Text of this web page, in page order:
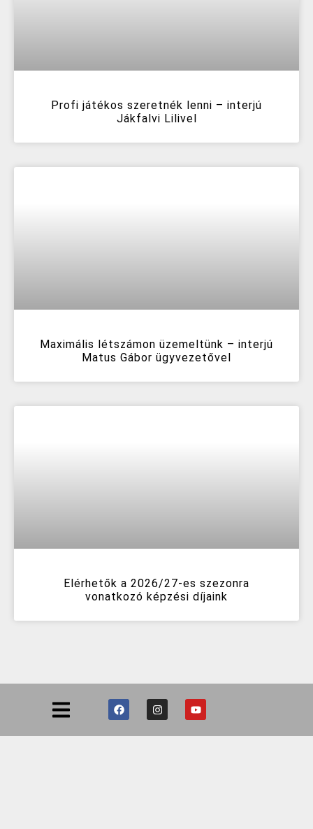
Profi játékos szeretnék lenni – interjú
Jákfalvi Lilivel
Maximális létszámon üzemeltünk – interjú
Matus Gábor ügyvezetővel
Elérhetők a 2026/27-es szezonra
vonatkozó képzési díjaink